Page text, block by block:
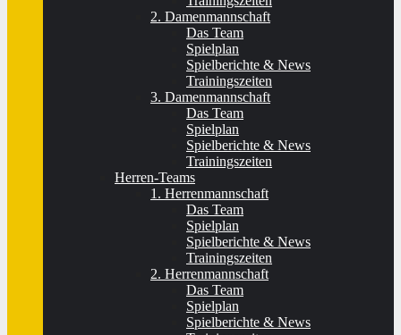
2. Damenmannschaft
Das Team
Spielplan
Spielberichte & News
Trainingszeiten
3. Damenmannschaft
Das Team
Spielplan
Spielberichte & News
Trainingszeiten
Herren-Teams
1. Herrenmannschaft
Das Team
Spielplan
Spielberichte & News
Trainingszeiten
2. Herrenmannschaft
Das Team
Spielplan
Spielberichte & News